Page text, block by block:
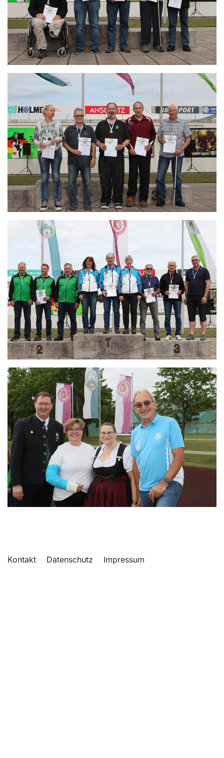
Kontakt Datenschutz Impressum